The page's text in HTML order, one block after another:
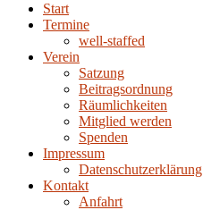
Start
Termine
well-staffed
Verein
Satzung
Beitragsordnung
Räumlichkeiten
Mitglied werden
Spenden
Impressum
Datenschutzerklärung
Kontakt
Anfahrt